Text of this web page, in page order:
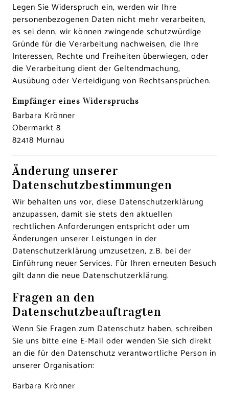
Legen Sie Widerspruch ein, werden wir Ihre
personenbezogenen Daten nicht mehr verarbeiten,
es sei denn, wir können zwingende schutzwürdige
Gründe für die Verarbeitung nachweisen, die Ihre
Interessen, Rechte und Freiheiten überwiegen, oder
die Verarbeitung dient der Geltendmachung,
Ausübung oder Verteidigung von Rechtsansprüchen.
Empfänger eines Widerspruchs
Barbara Krönner
Obermarkt 8
82418 Murnau
Änderung unserer
Datenschutzbestimmungen
Wir behalten uns vor, diese Datenschutzerklärung
anzupassen, damit sie stets den aktuellen
rechtlichen Anforderungen entspricht oder um
Änderungen unserer Leistungen in der
Datenschutzerklärung umzusetzen, z.B. bei der
Einführung neuer Services. Für Ihren erneuten Besuch
gilt dann die neue Datenschutzerklärung.
Fragen an den
Datenschutzbeauftragten
Wenn Sie Fragen zum Datenschutz haben, schreiben
Sie uns bitte eine E-Mail oder wenden Sie sich direkt
an die für den Datenschutz verantwortliche Person in
unserer Organisation:
Barbara Krönner